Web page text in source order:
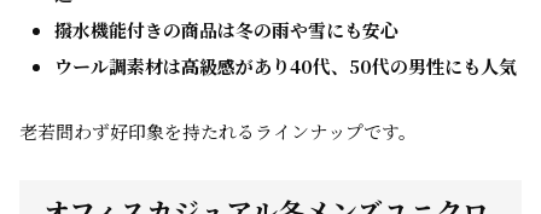
撥水機能付きの商品は冬の雨や雪にも安心
ウール調素材は高級感があり40代、50代の男性にも人気
老若問わず好印象を持たれるラインナップです。